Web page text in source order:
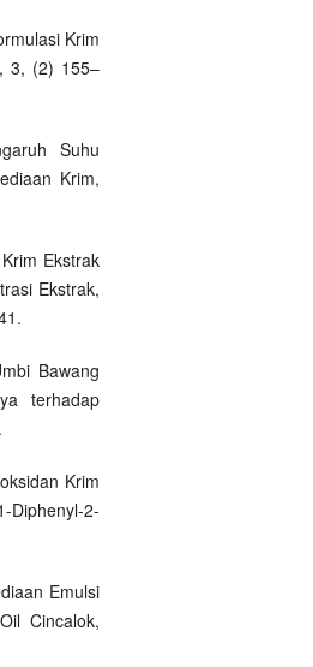
Krim
3, (2) 155–
Suhu
Krim,
Ekstrak
Ekstrak,
Bawang
terhadap
Krim
Diphenyl-2-
Emulsi
Cincalok,